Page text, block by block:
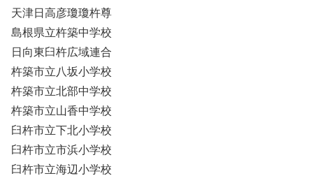
天津日高彦瓊瓊杵尊
島根県立杵築中学校
日向東臼杵広域連合
杵築市立八坂小学校
杵築市立北部中学校
杵築市立山香中学校
臼杵市立下北小学校
臼杵市立市浜小学校
臼杵市立海辺小学校